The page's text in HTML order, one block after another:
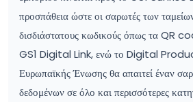
προσπάθεια ώστε οι σαρωτές των
δισδιάστατους κωδικούς όπως τα QR
GS1 Digital Link, ενώ το Digital
Ευρωπαϊκής Ένωσης θα απαιτεί έναν
δεδομένων σε όλο και περισσότερες